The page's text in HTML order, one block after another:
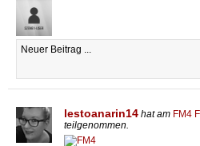
lestoanarin14 hat am FM4
teilgenommen.